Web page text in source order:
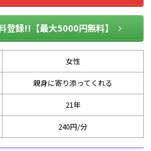
登録!!【最大5000円無料】
女性
親身に寄り添ってくれる
21年
240円/分